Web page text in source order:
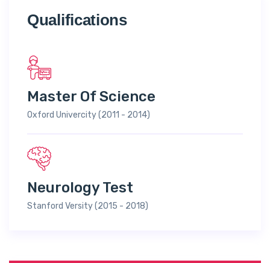
Qualifications
Master Of Science
Oxford Univercity (2011 - 2014)
Neurology Test
Stanford Versity (2015 - 2018)